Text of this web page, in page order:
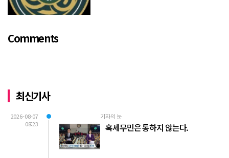
Comments
최신기사
2026-08-07
08:23
기자의 눈
혹세무민은 통하지 않는다.